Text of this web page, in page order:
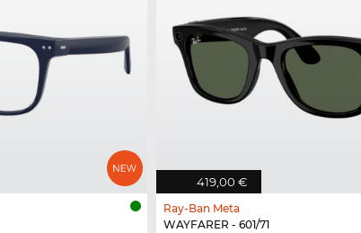
419,00 €
Ray-Ban Meta
WAYFARER - 601/71